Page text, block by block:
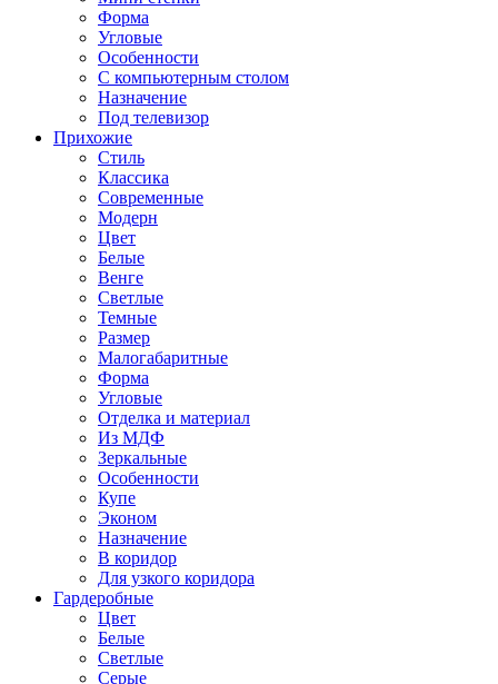
Форма
Угловые
Особенности
С компьютерным столом
Назначение
Под телевизор
Прихожие
Стиль
Классика
Современные
Модерн
Цвет
Белые
Венге
Светлые
Темные
Размер
Малогабаритные
Форма
Угловые
Отделка и материал
Из МДФ
Зеркальные
Особенности
Купе
Эконом
Назначение
В коридор
Для узкого коридора
Гардеробные
Цвет
Белые
Светлые
Серые